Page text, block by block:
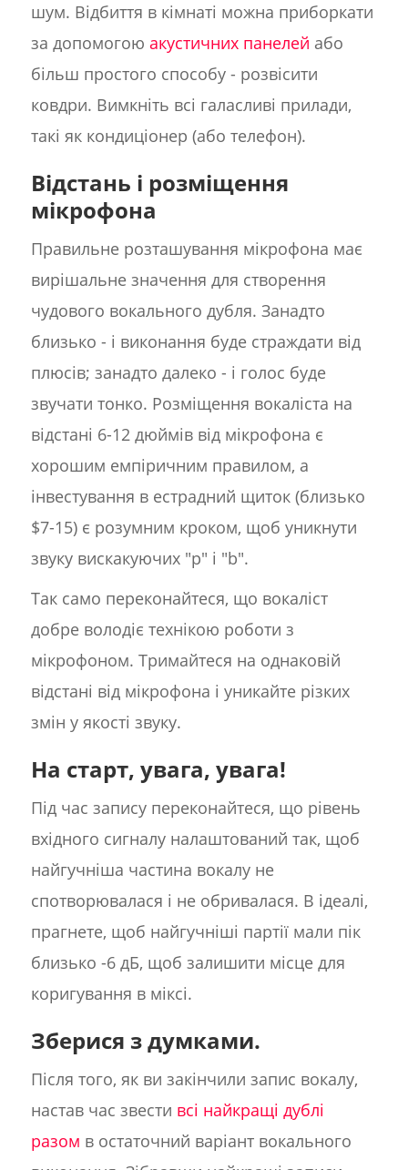
шум. Відбиття в кімнаті можна приборкати
за допомогою акустичних панелей або
більш простого способу - розвісити
ковдри. Вимкніть всі галасливі прилади,
такі як кондиціонер (або телефон).
Відстань і розміщення
мікрофона
Правильне розташування мікрофона має
вирішальне значення для створення
чудового вокального дубля. Занадто
близько - і виконання буде страждати від
плюсів; занадто далеко - і голос буде
звучати тонко. Розміщення вокаліста на
відстані 6-12 дюймів від мікрофона є
хорошим емпіричним правилом, а
інвестування в естрадний щиток (близько
$7-15) є розумним кроком, щоб уникнути
звуку вискакуючих "p" і "b".
Так само переконайтеся, що вокаліст
добре володіє технікою роботи з
мікрофоном. Тримайтеся на однаковій
відстані від мікрофона і уникайте різких
змін у якості звуку.
На старт, увага, увага!
Під час запису переконайтеся, що рівень
вхідного сигналу налаштований так, щоб
найгучніша частина вокалу не
спотворювалася і не обривалася. В ідеалі,
прагнете, щоб найгучніші партії мали пік
близько -6 дБ, щоб залишити місце для
коригування в міксі.
Зберися з думками.
Після того, як ви закінчили запис вокалу,
настав час звести всі найкращі дублі
разом в остаточний варіант вокального